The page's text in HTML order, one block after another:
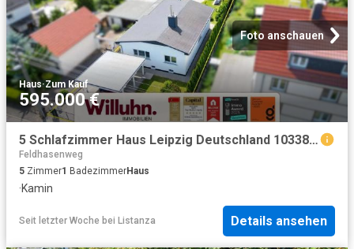
Foto anschauen
Haus·Zum Kauf
595.000 €
5 Schlafzimmer Haus Leipzig Deutschland 103381417
Feldhasenweg
5 Zimmer1 BadezimmerHaus
·Kamin
Seit letzter Woche bei Listanza Details ansehen